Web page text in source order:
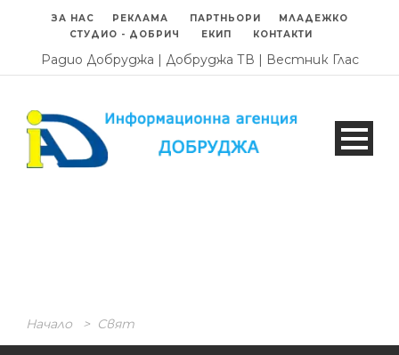
ЗА НАС РЕКЛАМА ПАРТНЬОРИ
МЛАДЕЖКО
СТУДИО - ДОБРИЧ
ЕКИП КОНТАКТИ
Радио Добруджа | Добруджа ТВ | Вестник Глас
Начало > Свят